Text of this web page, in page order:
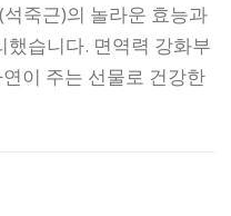
죽근)의 놀라운 효능과
습니다. 면역력 강화부
이 주는 선물로 건강한